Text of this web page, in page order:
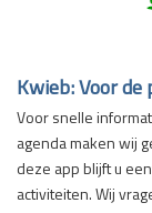
Kwieb: Voor
Voor snelle
agenda maken wij
deze app blijft u
activiteiten. Wij